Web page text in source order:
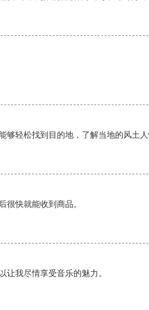
够轻松找到目的地，了解当地的风土
很快就能收到商品。
让我尽情享受音乐的魅力。